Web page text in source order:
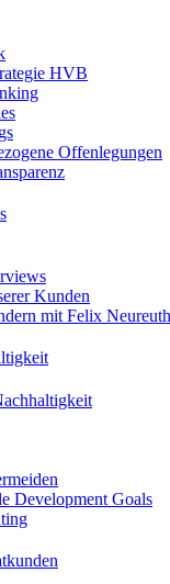
HVB
Offenlegungen
Kunden
mit Felix
Development Goals